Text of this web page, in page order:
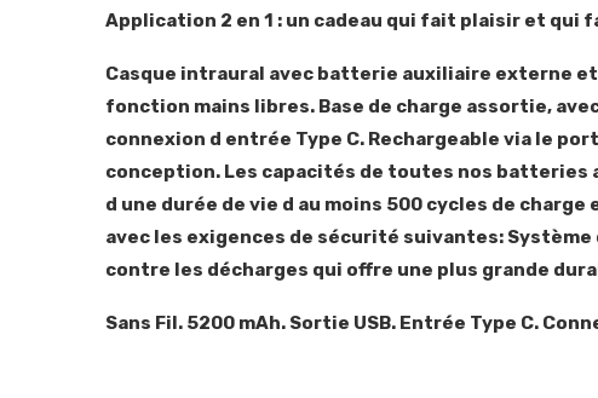
Application 2 en 1 : un cadeau qui fait plaisir et qui
Casque intraural avec batterie auxiliaire externe
fonction mains libres. Base de charge assortie,
connexion d entrée Type C. Rechargeable via le
conception. Les capacités de toutes nos
d une durée de vie d au moins 500 cycles de
avec les exigences de sécurité suivantes:
contre les décharges qui offre une plus grande
Sans Fil. 5200 mAh. Sortie USB. Entrée Type C.